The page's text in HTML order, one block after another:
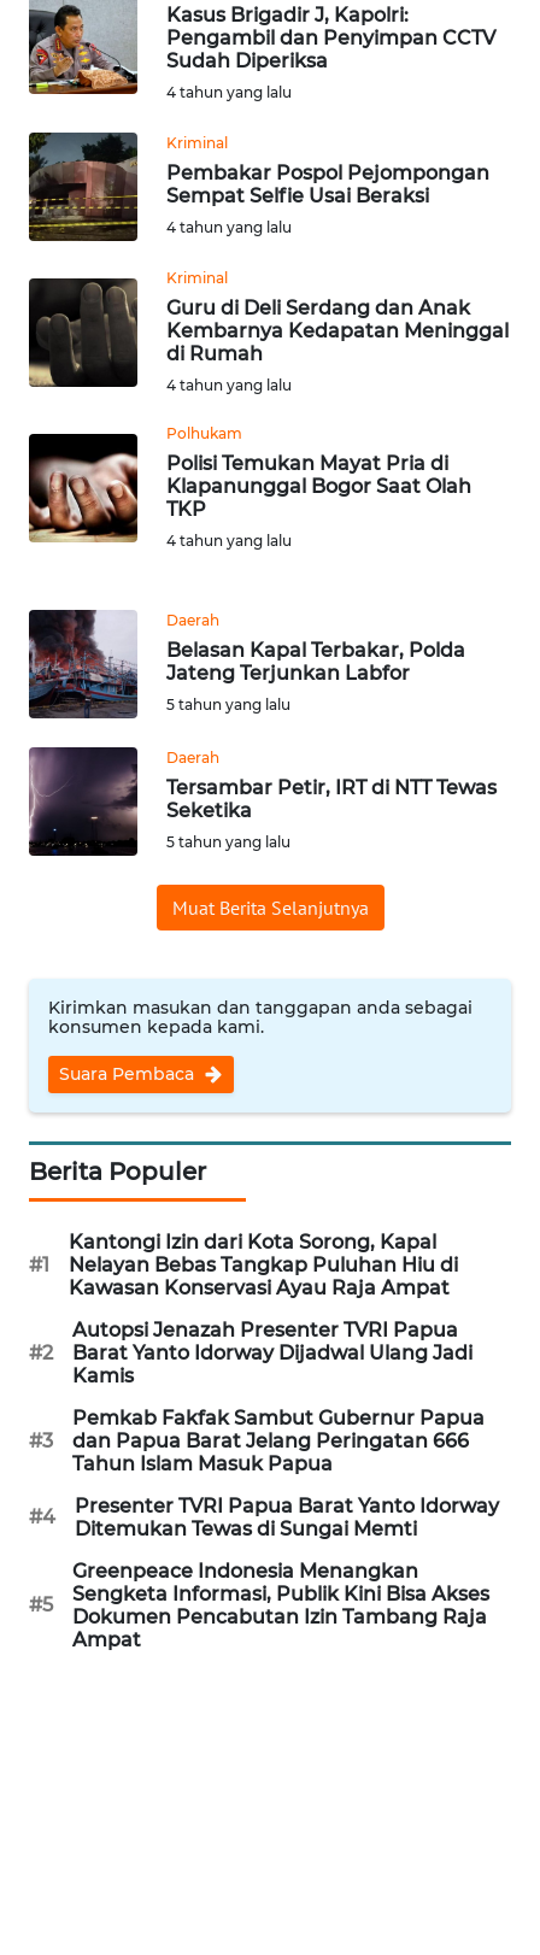
Kasus Brigadir J, Kapolri:
Pengambil dan Penyimpan CCTV
Sudah Diperiksa
4 tahun yang lalu
Kriminal
Pembakar Pospol Pejompongan
Sempat Selfie Usai Beraksi
4 tahun yang lalu
Kriminal
Guru di Deli Serdang dan Anak
Kembarnya Kedapatan Meninggal
di Rumah
4 tahun yang lalu
Polhukam
Polisi Temukan Mayat Pria di
Klapanunggal Bogor Saat Olah
TKP
4 tahun yang lalu
Daerah
Belasan Kapal Terbakar, Polda
Jateng Terjunkan Labfor
5 tahun yang lalu
Daerah
Tersambar Petir, IRT di NTT Tewas
Seketika
5 tahun yang lalu
Muat Berita Selanjutnya
Kirimkan masukan dan tanggapan anda sebagai
konsumen kepada kami.
Suara Pembaca
Berita Populer
#1
Kantongi Izin dari Kota Sorong, Kapal
Nelayan Bebas Tangkap Puluhan Hiu di
Kawasan Konservasi Ayau Raja Ampat
#2
Autopsi Jenazah Presenter TVRI Papua
Barat Yanto Idorway Dijadwal Ulang Jadi
Kamis
#3
Pemkab Fakfak Sambut Gubernur Papua
dan Papua Barat Jelang Peringatan 666
Tahun Islam Masuk Papua
#4
Presenter TVRI Papua Barat Yanto Idorway
Ditemukan Tewas di Sungai Memti
#5
Greenpeace Indonesia Menangkan
Sengketa Informasi, Publik Kini Bisa Akses
Dokumen Pencabutan Izin Tambang Raja
Ampat
WN
TEBING
TINGGI
WN
PAKPAK
WN
KARAWANG
WN
BEKASI
WN
DEPOK
UTARA
WN
SAMOSIR
PADANG
LAWAS
WN
CIANJUR
WN
KEPULAUAN
WN
WN
BINJAI
WN
WN
KUNINGAN
WN